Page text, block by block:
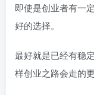
即使是创业者有一
好的选择。
最好就是已经有稳
样创业之路会走的